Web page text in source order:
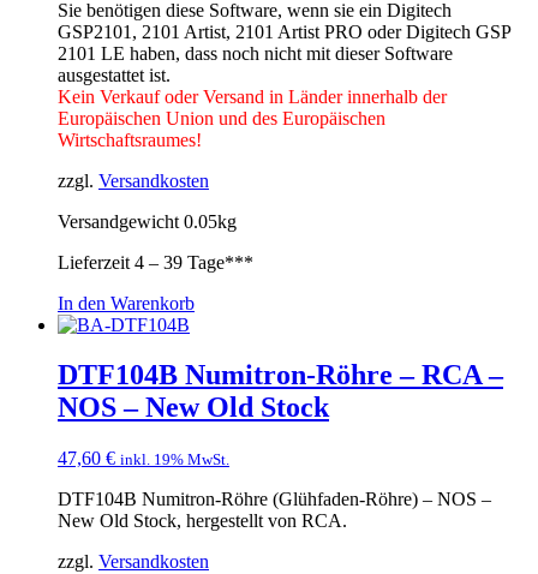
Sie benötigen diese Software, wenn sie ein Digitech
GSP2101, 2101 Artist, 2101 Artist PRO oder Digitech GSP
2101 LE haben, dass noch nicht mit dieser Software
ausgestattet ist.
Kein Verkauf oder Versand in Länder innerhalb der
Europäischen Union und des Europäischen
Wirtschaftsraumes!
zzgl. Versandkosten
Versandgewicht 0.05kg
Lieferzeit 4 – 39 Tage***
In den Warenkorb
DTF104B Numitron-Röhre – RCA –
NOS – New Old Stock
47,60 € inkl. 19% MwSt.
DTF104B Numitron-Röhre (Glühfaden-Röhre) – NOS –
New Old Stock, hergestellt von RCA.
zzgl. Versandkosten